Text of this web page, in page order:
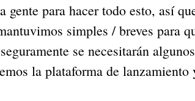
para hacer todo esto, así
simples / breves para
se necesitarán
la plataforma de